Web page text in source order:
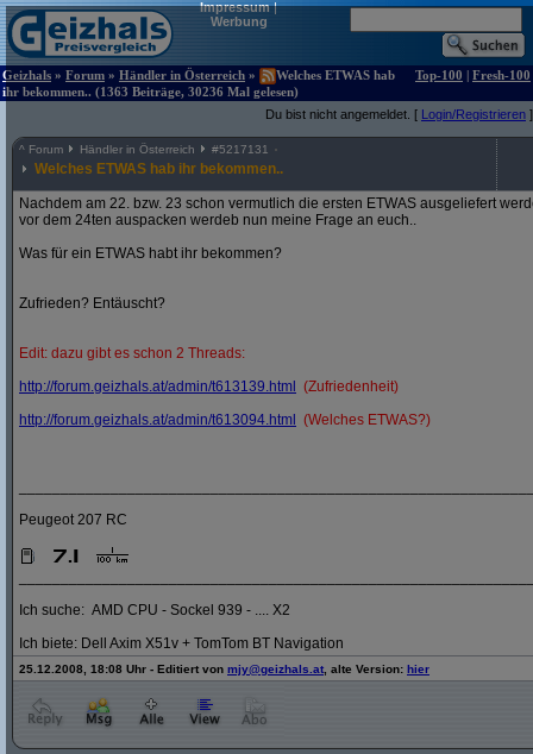
Impressum|
Werbung
Geizhals » Forum » Händler in Österreich »
Welches ETWAS hab
ihr bekommen.. (1363 Beiträge, 30236 Mal gelesen)
Top-100 | Fresh-100
Du bist nicht angemeldet. [ Login/Registrieren ]
^ Forum Händler in Österreich #5217131
Welches ETWAS hab ihr bekommen..
Nachdem am 22. bzw. 23 schon vermutlich die ersten ETWAS ausgeliefert
vor dem 24ten auspacken werdeb nun meine Frage an euch..
Was für ein ETWAS habt ihr bekommen?
Zufrieden? Entäuscht?
Edit: dazu gibt es schon 2 Threads:
http://forum.geizhals.at/admin/t613139.html
(Zufriedenheit)
http://forum.geizhals.at/admin/t613094.html (Welches ETWAS?)
Peugeot 207 RC
Ich suche: AMD CPU - Sockel 939 - .... X2
Ich biete: Dell Axim X51v + TomTom BT Navigation
25.12.2008, 18:08 Uhr - Editiert von mjy@geizhals.at , alte Version: hier